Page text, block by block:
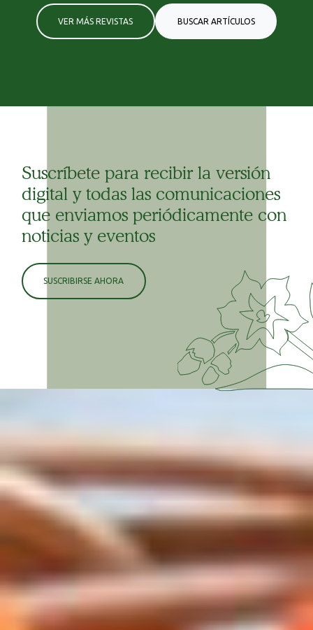
VER MÁS REVISTAS BUSCAR ARTÍCULOS
Suscríbete para recibir la versión
digital y todas las comunicaciones
que enviamos periódicamente con
noticias y eventos
SUSCRIBIRSE AHORA